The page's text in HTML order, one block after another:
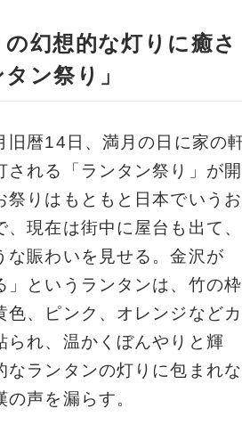
幻想的な灯りに癒さ
ン祭り」
旧暦14日、満月の日に家の
される「ランタン祭り」が開
祭りはもともと日本でいうお
現在は街中に屋台も出て、
な賑わいを見せる。金沢が
」というランタンは、竹の枠
色、ピンク、オレンジなどカ
られ、温かくぼんやりと輝
なランタンの灯りに包まれな
声を漏らす。